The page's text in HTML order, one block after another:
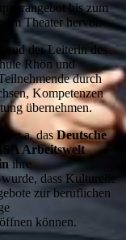
bis zum
am Theater hervor.
und der Leiterin des
Rhön und
durch
Kompetenzen
übernehmen.
u.a. dasDeutsche
Arbeitswelt
ihre
dass Kulturelle
zur beruflichen
können.